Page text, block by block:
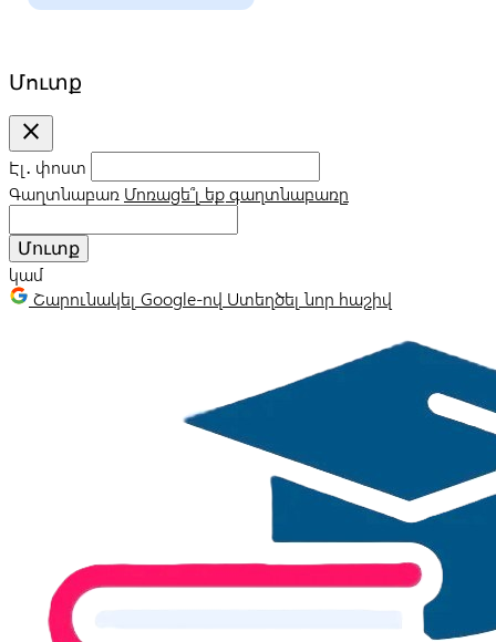
Մուտք
close
Էլ․ փոստ
Գաղտնաբառ Մոռացե՞լ եք գաղտնաբառը
Մուտք
կամ
Շարունակել Google-ով Ստեղծել նոր հաշիվ